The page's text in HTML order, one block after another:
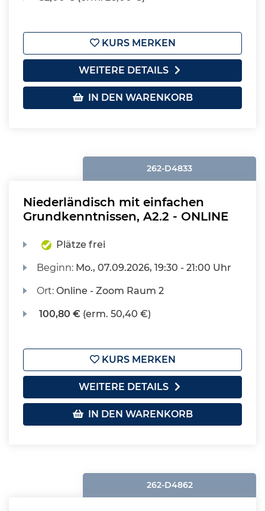
KURS MERKEN
WEITERE DETAILS
IN DEN WARENKORB
262-D4833
Niederländisch mit einfachen
Grundkenntnissen, A2.2 - ONLINE
Plätze frei
Beginn: Mo., 07.09.2026, 19:30 - 21:00 Uhr
Ort:Online - Zoom Raum 2
100,80 € (erm. 50,40 €)
KURS MERKEN
WEITERE DETAILS
IN DEN WARENKORB
262-D4862